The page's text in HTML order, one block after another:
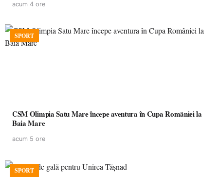
acum 4 ore
SPORT
CSM Olimpia Satu Mare începe aventura în Cupa României la
Baia Mare
acum 5 ore
SPORT